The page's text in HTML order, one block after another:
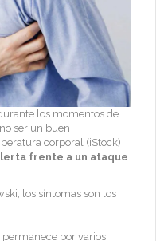
los momentos de
ser un buen
corporal (iStock)
frente a un ataque
los síntomas son los
permanece por varios